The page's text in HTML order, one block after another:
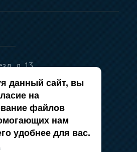
д. 13
в отношении обработки
данных
данный сайт, вы
на
файлов
нам
удобнее для вас.